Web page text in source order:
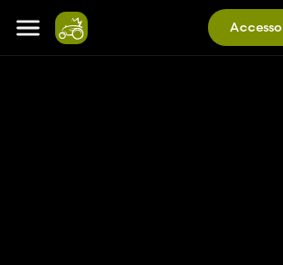
Accesso